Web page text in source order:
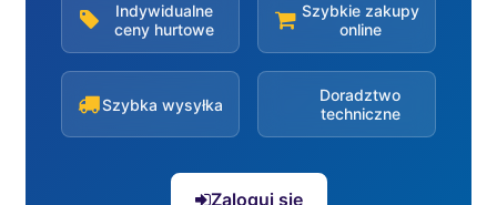
Indywidualne
ceny hurtowe
Szybkie zakupy
online
Szybka wysyłka
Doradztwo
techniczne
Zaloguj się